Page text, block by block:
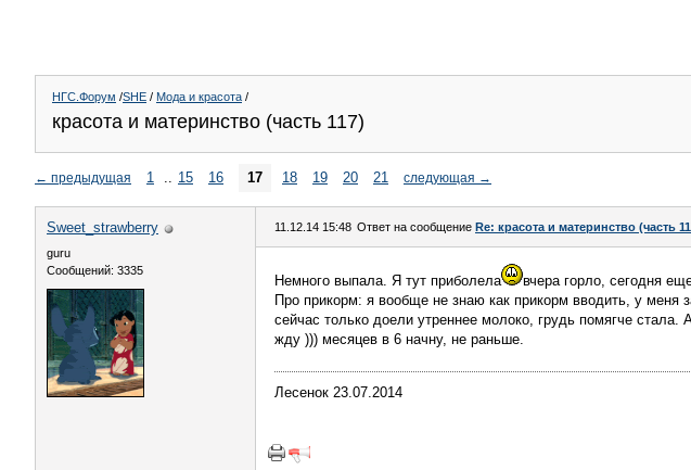
НГС.Форум /SHE / Мода и красота /
красота и материнство (часть 117)
← предыдущая 1 .. 15 16 17 18 19 20 21 следующая →
Sweet_strawberry
guru
Сообщений: 3335
11.12.14 15:48 Ответ на сообщение Re: красота и материнство (часть
Немного выпала. Я тут приболела
вчера горло, сегодня
Про прикорм: я вообще не знаю как прикорм вводить, у меня
сейчас только доели утреннее молоко, грудь помягче
жду ))) месяцев в 6 начну, не раньше.
Лесенок 23.07.2014